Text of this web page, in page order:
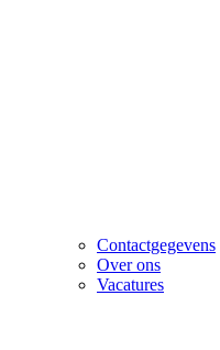
Contactgegevens
Over ons
Vacatures